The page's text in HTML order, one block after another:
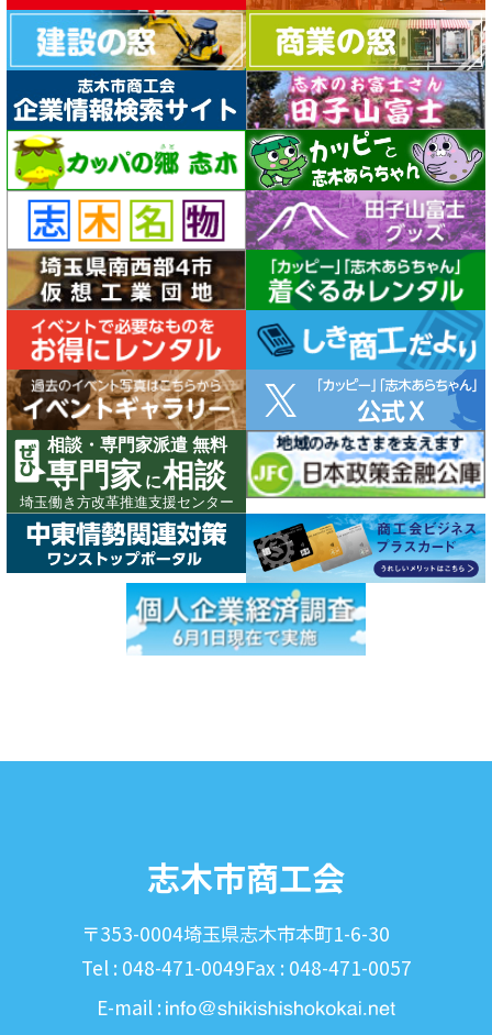
志木市商工会
〒353-0004埼玉県志木市本町1-6-30
Tel : 048-471-0049Fax : 048-471-0057
E-mail :